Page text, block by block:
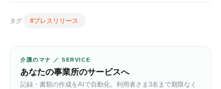
タグ #プレスリリース
介護のマナ ／ SERVICE
あなたの事業所のサービスへ
記録・書類の作成をAIで自動化。利用者さま3名まで期限なく